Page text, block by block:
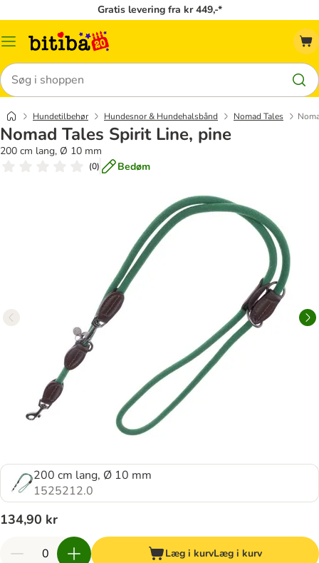
Gratis levering fra kr 449,-*
Menu
Søg
Hundetilbehør Hundesnor & Hundehalsbånd Nomad Tales
Nomad Tales Spirit Line, pine
200 cm lang, Ø 10 mm
(0) Bedøm
200 cm lang, Ø 10 mm
1525212.0
134,90 kr
Læg i kurvLæg i kurv